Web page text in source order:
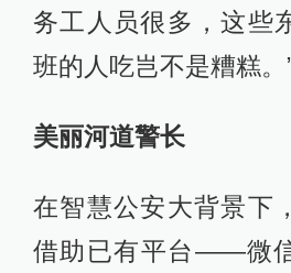
务工人员很多，这些
班的人吃岂不是糟糕。
美丽河道警长
在智慧公安大背景下
借助已有平台——微